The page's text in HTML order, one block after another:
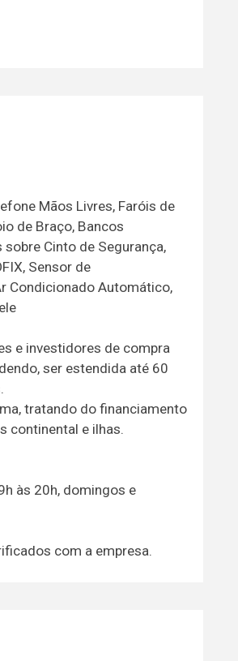
Mãos Livres, Faróis de
de Braço, Bancos
Cinto de Segurança,
Sensor de
Condicionado Automático,
e investidores de compra
ser estendida até 60
tratando do financiamento
continental e ilhas.
às 20h, domingos e
com a empresa.